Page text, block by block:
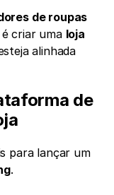
de roupas
criar uma loja
alinhada
de
Várias plataformas estão disponíveis para lançar um
.